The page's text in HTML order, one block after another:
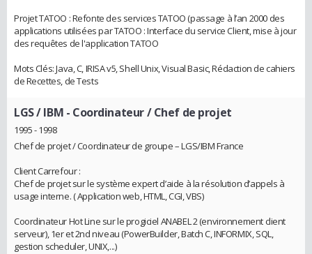
Projet TATOO : Refonte des services TATOO (passage à l’an 2000 des
applications utilisées par TATOO : Interface du service Client, mise à jour
des requêtes de l'application TATOO
Mots Clés: Java, C, IRISA v5, Shell Unix, Visual Basic, Rédaction de cahiers
de Recettes, de Tests
LGS / IBM - Coordinateur / Chef de projet
1995 - 1998
Chef de projet / Coordinateur de groupe – LGS/IBM France
Client Carrefour :
Chef de projet sur le système expert d’aide à la résolution d’appels à
usage interne. ( Application web, HTML, CGI, VBS)
Coordinateur Hot Line sur le progiciel ANABEL 2 (environnement client
serveur), 1er et 2nd niveau (PowerBuilder, Batch C, INFORMIX, SQL,
gestion scheduler, UNIX,...)